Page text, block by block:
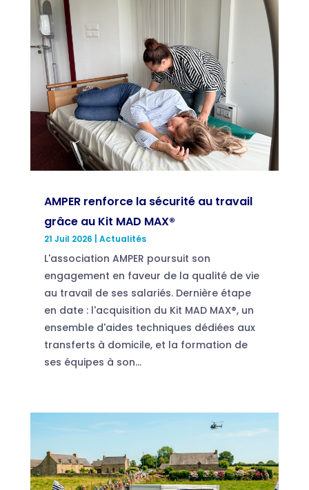
AMPER renforce la sécurité au travail
grâce au Kit MAD MAX®
21 Juil 2026 Actualités
L'association AMPER poursuit son
engagement en faveur de la qualité de vie
au travail de ses salariés. Dernière étape
en date : l'acquisition du Kit MAD MAX®, un
ensemble d'aides techniques dédiées aux
transferts à domicile, et la formation de
ses équipes à son...